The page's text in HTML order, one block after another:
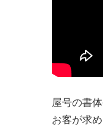
屋号の書
お客が求